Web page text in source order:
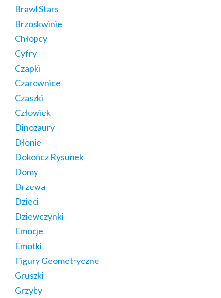
Brawl Stars
Brzoskwinie
Chłopcy
Cyfry
Czapki
Czarownice
Czaszki
Człowiek
Dinozaury
Dłonie
Dokończ Rysunek
Domy
Drzewa
Dzieci
Dziewczynki
Emocje
Emotki
Figury Geometryczne
Gruszki
Grzyby